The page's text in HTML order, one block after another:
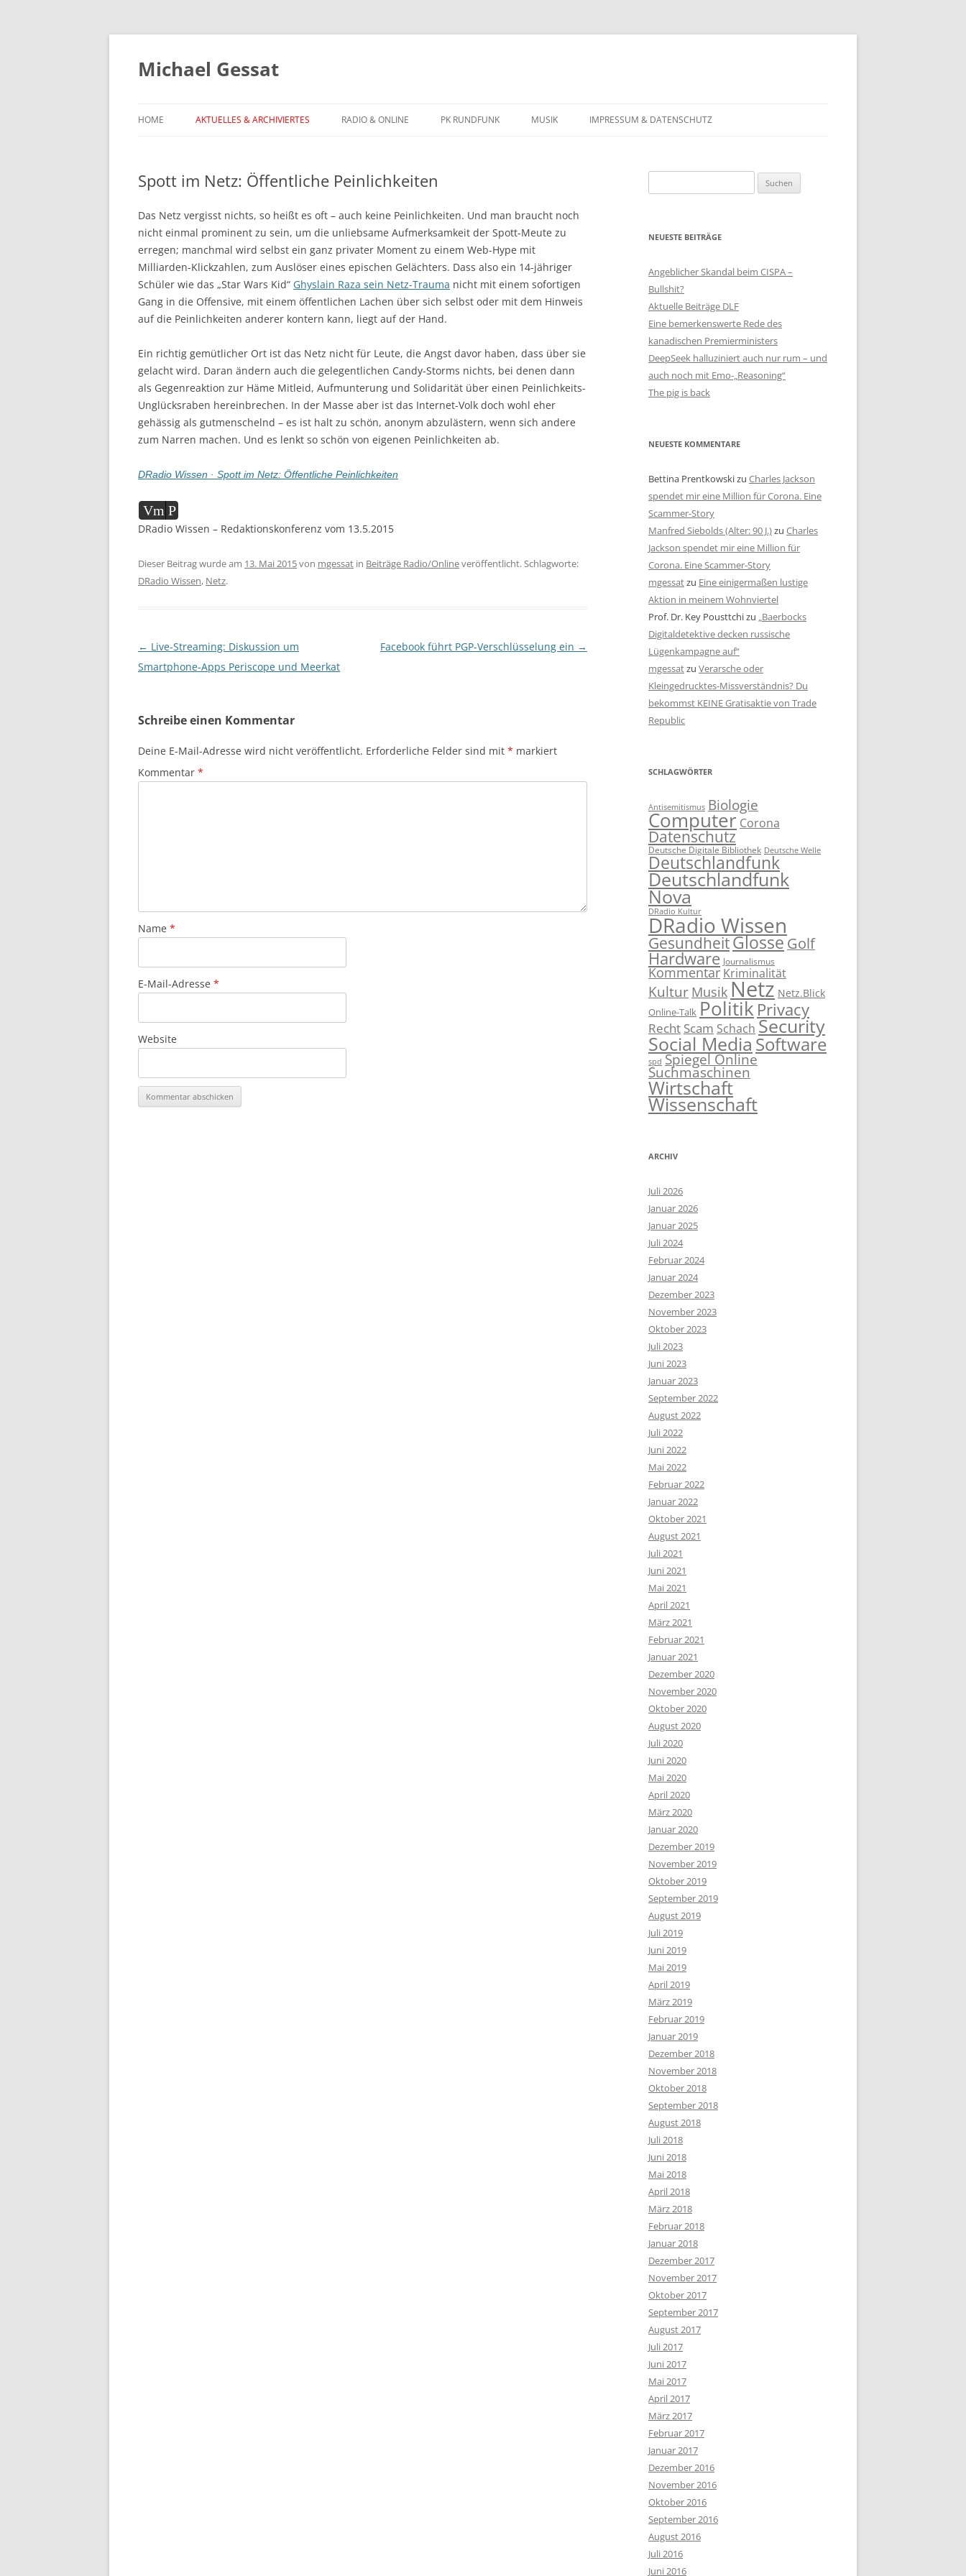
Michael Gessat
Inhalt
HOME AKTUELLES & ARCHIVIERTES RADIO & ONLINE PK RUNDFUNK MUSIK IMPRESSUM & DATENSCHUTZ
Spott im Netz: Öffentliche Peinlichkeiten
Das Netz vergisst nichts, so heißt es oft – auch keine Peinlichkeiten. Und man braucht noch
nicht einmal prominent zu sein, um die unliebsame Aufmerksamkeit der Spott-Meute zu
erregen; manchmal wird selbst ein ganz privater Moment zu einem Web-Hype mit
Milliarden-Klickzahlen, zum Auslöser eines epischen Gelächters. Dass also ein 14-jähriger
Schüler wie das „Star Wars Kid“ Ghyslain Raza sein Netz-Trauma nicht mit einem sofortigen
Gang in die Offensive, mit einem öffentlichen Lachen über sich selbst oder mit dem Hinweis
auf die Peinlichkeiten anderer kontern kann, liegt auf der Hand.
Ein richtig gemütlicher Ort ist das Netz nicht für Leute, die Angst davor haben, dass über sie
gelacht wird. Daran ändern auch die gelegentlichen Candy-Storms nichts, bei denen dann
als Gegenreaktion zur Häme Mitleid, Aufmunterung und Solidarität über einen Peinlichkeits-
Unglücksraben hereinbrechen. In der Masse aber ist das Internet-Volk doch wohl eher
gehässig als gutmenschelnd – es ist halt zu schön, anonym abzulästern, wenn sich andere
zum Narren machen. Und es lenkt so schön von eigenen Peinlichkeiten ab.
DRadio Wissen · Spott im Netz: Öffentliche Peinlichkeiten
Audio-
Player
Vm P
DRadio Wissen – Redaktionskonferenz vom 13.5.2015
Dieser Beitrag wurde am 13. Mai 2015von mgessat in Beiträge Radio/Onlineveröffentlicht. Schlagworte:
DRadio Wissen, Netz.
Beitragsnavigation
← Live-Streaming: Diskussion um
Smartphone-Apps Periscope und Meerkat
Facebook führt PGP-Verschlüsselung ein →
Schreibe einen Kommentar
Deine E-Mail-Adresse wird nicht veröffentlicht. Erforderliche Felder sind mit * markiert
Kommentar *
Name *
E-Mail-Adresse *
Website
nach:
NEUESTE BEITRÄGE
Angeblicher Skandal beim CISPA –
Bullshit?
Aktuelle Beiträge DLF
Eine bemerkenswerte Rede des
kanadischen Premierministers
DeepSeek halluziniert auch nur rum – und
auch noch mit Emo-„Reasoning“
The pig is back
NEUESTE KOMMENTARE
Bettina Prentkowskizu Charles Jackson
spendet mir eine Million für Corona. Eine
Scammer-Story
Manfred Siebolds (Alter: 90 J.)zu Charles
Jackson spendet mir eine Million für
Corona. Eine Scammer-Story
mgessatzu Eine einigermaßen lustige
Aktion in meinem Wohnviertel
Prof. Dr. Key Pousttchizu „Baerbocks
Digitaldetektive decken russische
Lügenkampagne auf“
mgessatzu Verarsche oder
Kleingedrucktes-Missverständnis? Du
bekommst KEINE Gratisaktie von Trade
Republic
SCHLAGWÖRTER
Antisemitismus Biologie
Computer Corona
Datenschutz
Deutsche Digitale Bibliothek Deutsche Welle
Deutschlandfunk
Deutschlandfunk
Nova
DRadio Kultur
DRadio Wissen
GesundheitGlosseGolf
Hardware Journalismus
Kommentar Kriminalität
Kultur Musik Netz Netz.Blick
Online-Talk Politik Privacy
Recht Scam Schach Security
Social Media Software
spd Spiegel Online
Suchmaschinen
Wirtschaft
Wissenschaft
ARCHIV
Juli 2026
Januar 2026
Januar 2025
Juli 2024
Februar 2024
Januar 2024
Dezember 2023
November 2023
Oktober 2023
Juli 2023
Juni 2023
Januar 2023
September 2022
August 2022
Juli 2022
Juni 2022
Mai 2022
Februar 2022
Januar 2022
Oktober 2021
August 2021
Juli 2021
Juni 2021
Mai 2021
April 2021
März 2021
Februar 2021
Januar 2021
Dezember 2020
November 2020
Oktober 2020
August 2020
Juli 2020
Juni 2020
Mai 2020
April 2020
März 2020
Januar 2020
Dezember 2019
November 2019
Oktober 2019
September 2019
August 2019
Juli 2019
Juni 2019
Mai 2019
April 2019
März 2019
Februar 2019
Januar 2019
Dezember 2018
November 2018
Oktober 2018
September 2018
August 2018
Juli 2018
Juni 2018
Mai 2018
April 2018
März 2018
Februar 2018
Januar 2018
Dezember 2017
November 2017
Oktober 2017
September 2017
August 2017
Juli 2017
Juni 2017
Mai 2017
April 2017
März 2017
Februar 2017
Januar 2017
Dezember 2016
November 2016
Oktober 2016
September 2016
August 2016
Juli 2016
Juni 2016